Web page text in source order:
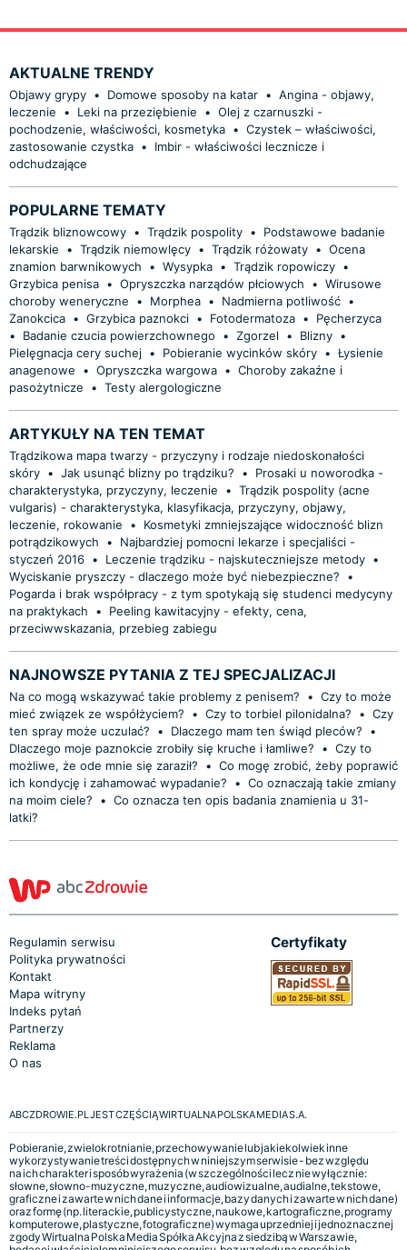
AKTUALNE TRENDY
Objawy grypy • Domowe sposoby na katar • Angina - objawy,
leczenie
• Leki na przeziębienie • Olej z czarnuszki -
pochodzenie, właściwości, kosmetyka • Czystek – właściwości,
zastosowanie czystka •
Imbir - właściwości lecznicze i
odchudzające
POPULARNE TEMATY
Trądzik bliznowcowy • Trądzik pospolity •
Podstawowe badanie
lekarskie
• Trądzik niemowlęcy • Trądzik różowaty • Ocena
znamion barwnikowych
• Wysypka • Trądzik ropowiczy •
Grzybica penisa • Opryszczka narządów płciowych • Wirusowe
choroby weneryczne
• Morphea • Nadmierna potliwość •
Zanokcica • Grzybica paznokci • Fotodermatoza •
Pęcherzyca
•
Badanie czucia powierzchownego • Zgorzel • Blizny •
Pielęgnacja cery suchej • Pobieranie wycinków skóry • Łysienie
anagenowe
• Opryszczka wargowa • Choroby zakaźne i
pasożytnicze
• Testy alergologiczne
ARTYKUŁY NA TEN TEMAT
Trądzikowa mapa twarzy - przyczyny i rodzaje niedoskonałości
skóry • Jak usunąć blizny po trądziku? •
Prosaki u noworodka -
charakterystyka, przyczyny, leczenie
• Trądzik pospolity (acne
vulgaris) - charakterystyka, klasyfikacja, przyczyny, objawy,
leczenie, rokowanie
•
Kosmetyki zmniejszające widoczność blizn
potrądzikowych
•
Najbardziej pomocni lekarze i specjaliści -
styczeń 2016 • Leczenie trądziku - najskuteczniejsze metody •
Wyciskanie pryszczy - dlaczego może być niebezpieczne?
•
Pogarda i brak współpracy - z tym spotykają się studenci medycyny
na praktykach
•
Peeling kawitacyjny - efekty, cena,
przeciwwskazania, przebieg zabiegu
NAJNOWSZE PYTANIA Z TEJ SPECJALIZACJI
Na co mogą wskazywać takie problemy z penisem? • Czy to może
mieć związek ze współżyciem?
• Czy to torbiel pilonidalna? • Czy
ten spray może uczulać?
• Dlaczego mam ten świąd pleców?
•
Dlaczego moje paznokcie zrobiły się kruche i łamliwe?
• Czy to
możliwe, że ode mnie się zaraził?
• Co mogę zrobić, żeby poprawić
ich kondycję i zahamować wypadanie?
• Co oznaczają takie zmiany
na moim ciele?
• Co oznacza ten opis badania znamienia u 31-
latki?
Regulamin serwisu
Polityka prywatności
Kontakt
Mapa witryny
Indeks pytań
Partnerzy
Reklama
O nas
Certyfikaty
ABCZDROWIE.PL JEST CZĘŚCIĄ WIRTUALNA POLSKA MEDIA S.A.
Pobieranie, zwielokrotnianie, przechowywanie lub jakiekolwiek inne
wykorzystywanie treści dostępnych w niniejszym serwisie - bez względu
na ich charakter i sposób wyrażenia (w szczególności lecz nie wyłącznie:
słowne, słowno-muzyczne, muzyczne, audiowizualne, audialne, tekstowe,
graficzne i zawarte w nich dane i informacje, bazy danych i zawarte w nich dane)
oraz formę (np. literackie, publicystyczne, naukowe, kartograficzne, programy
komputerowe, plastyczne, fotograficzne) wymaga uprzedniej i jednoznacznej
zgody Wirtualna Polska Media Spółka Akcyjna z siedzibą w Warszawie,